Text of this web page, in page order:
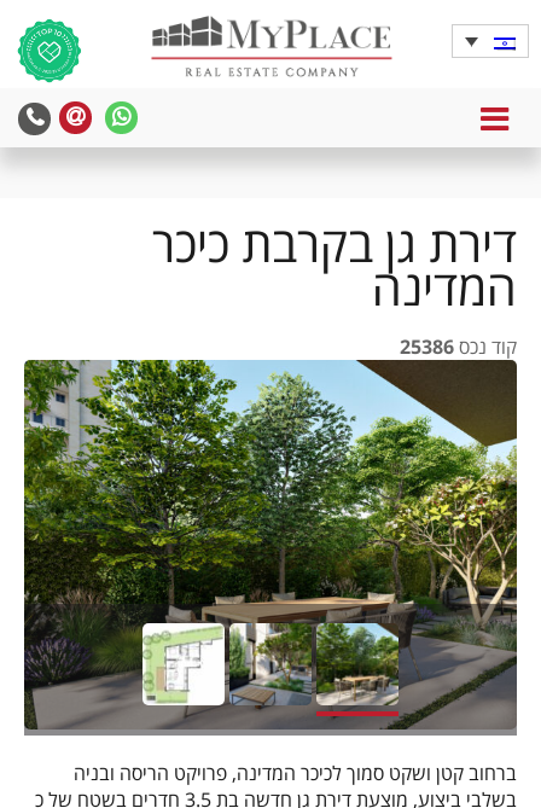
MyPlace
-
-
MENU
דירת גן בקרבת כיכר
המדינה
קוד נכס25386
ברחוב קטן ושקט סמוך לכיכר המדינה, פרויקט הריסה ובניה
בשלבי ביצוע, מוצעת דירת גן חדשה בת 3.5 חדרים בשטח של כ